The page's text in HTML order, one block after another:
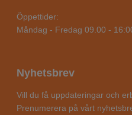
Öppettider:
Måndag - Fredag 09.00 -
Nyhetsbrev
Vill du få uppdateringar och
Prenumerera på vårt